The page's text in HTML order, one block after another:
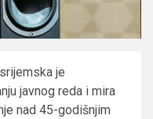
je
javnog reda i mira
nad 45-godišnjim